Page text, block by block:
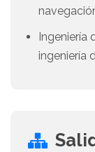
Ingeniería
ingeniería